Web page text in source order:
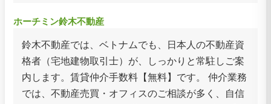
ホーチミン鈴木不動産
鈴木不動産では、ベトナムでも、日本人の不動産資
格者（宅地建物取引士）が、しっかりと常駐しご案
内します。賃貸仲介手数料【無料】です。 仲介業務
では、不動産売買・オフィスのご相談が多く、自信